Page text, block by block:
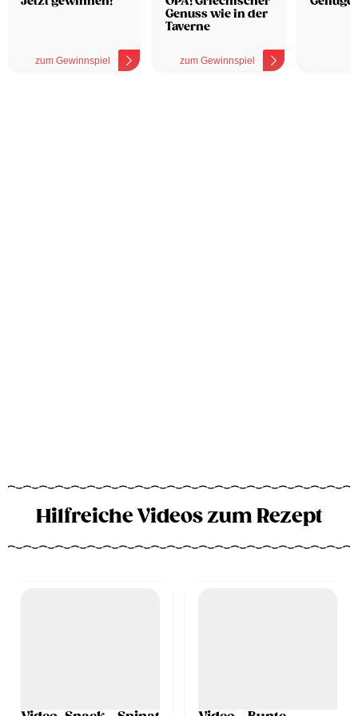
zum Gewinnspiel
Genuss wie in der
Taverne
zum Gewinnspiel
Hilfreiche Videos zum Rezept